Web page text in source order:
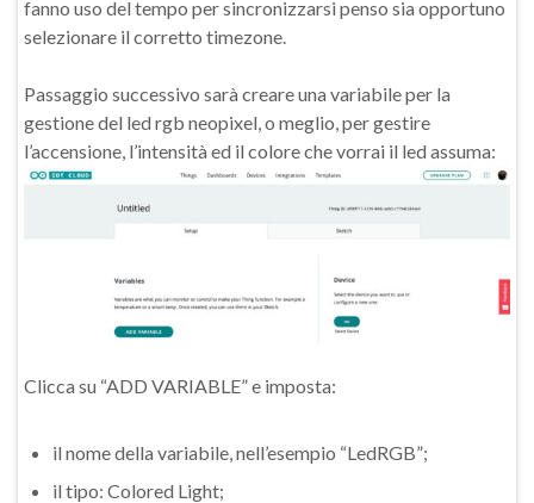
fanno uso del tempo per sincronizzarsi penso sia opportuno
selezionare il corretto timezone.
Passaggio successivo sarà creare una variabile per la
gestione del led rgb neopixel, o meglio, per gestire
l’accensione, l’intensità ed il colore che vorrai il led assuma:
Clicca su “ADD VARIABLE” e imposta:
il nome della variabile, nell’esempio “LedRGB”;
il tipo: Colored Light;